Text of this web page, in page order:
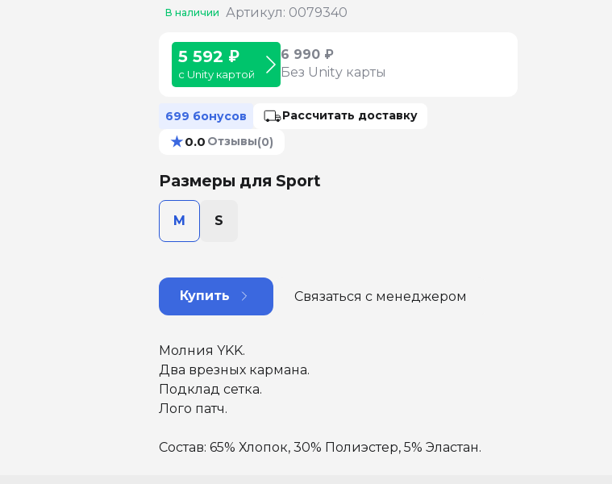
В наличии Артикул: 0079340
5 592 ₽
с Unity картой
6 990 ₽
Без Unity карты
699 бонусов Рассчитать доставку
★0.0 Отзывы(0)
Размеры для Sport
M S
Купить Связаться с менеджером
Молния YKK.
Два врезных кармана.
Подклад сетка.
Лого патч.
Состав: 65% Хлопок, 30% Полиэстер, 5% Эластан.